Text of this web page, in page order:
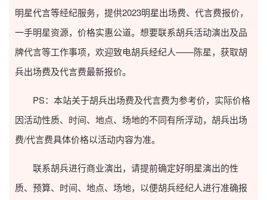
明星代言等经纪服务，提供2023明星出场费、代言费报价，
一手明星资源，价格实惠公道。想要联系胡兵活动演出及品
牌代言等工作事项，欢迎致电胡兵经纪人——陈星，获取胡
兵出场费及代言费最新报价。
PS：本站关于胡兵出场费及代言费为参考价，实际价格
因活动性质、时间、地点、场地的不同有所浮动，胡兵出场
费/代言费具体价格以活动内容为准。
联系胡兵进行商业演出，请提前确定好明星演出的性
质、预算、时间、地点、场地，以便胡兵经纪人进行准确报